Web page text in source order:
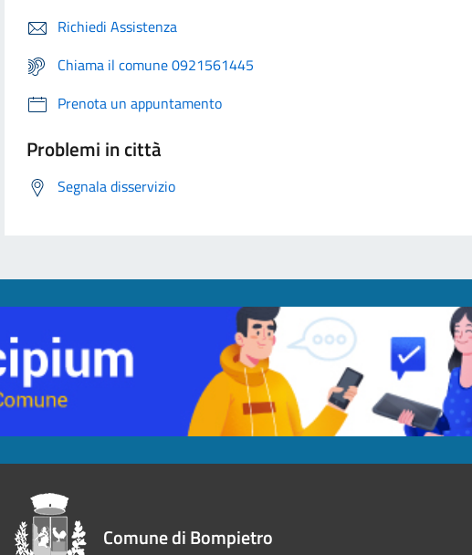
Richiedi Assistenza
Chiama il comune 0921561445
Prenota un appuntamento
Problemi in città
Segnala disservizio
Comune di Bompietro